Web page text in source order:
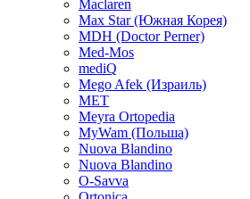
Maclaren
Max Star (Южная Корея)
MDH (Doctor Perner)
Med-Mos
mediQ
Mego Afek (Израиль)
MET
Meyra Ortopedia
MyWam (Польша)
Nuova Blandino
Nuova Blandino
O-Savva